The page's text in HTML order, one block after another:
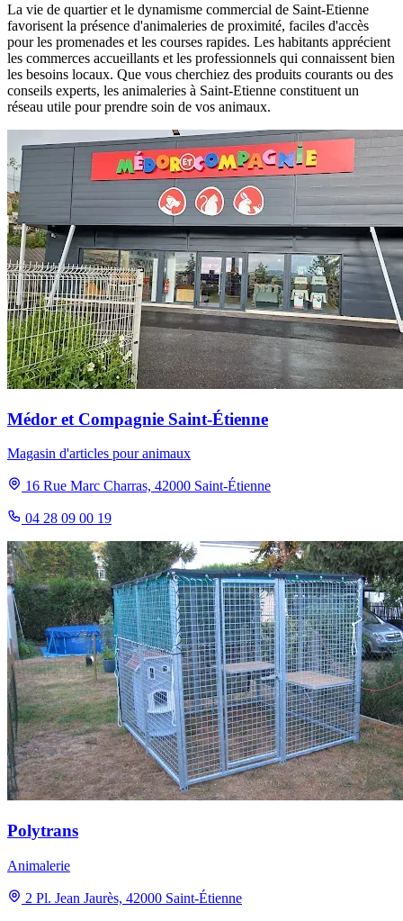
La vie de quartier et le dynamisme commercial de Saint-Etienne
favorisent la présence d'animaleries de proximité, faciles d'accès
pour les promenades et les courses rapides. Les habitants apprécient
les commerces accueillants et les professionnels qui connaissent bien
les besoins locaux. Que vous cherchiez des produits courants ou des
conseils experts, les animaleries à Saint-Etienne constituent un
réseau utile pour prendre soin de vos animaux.
Médor et Compagnie Saint-Étienne
Magasin d'articles pour animaux
16 Rue Marc Charras, 42000 Saint-Étienne
04 28 09 00 19
Polytrans
Animalerie
2 Pl. Jean Jaurès, 42000 Saint-Étienne